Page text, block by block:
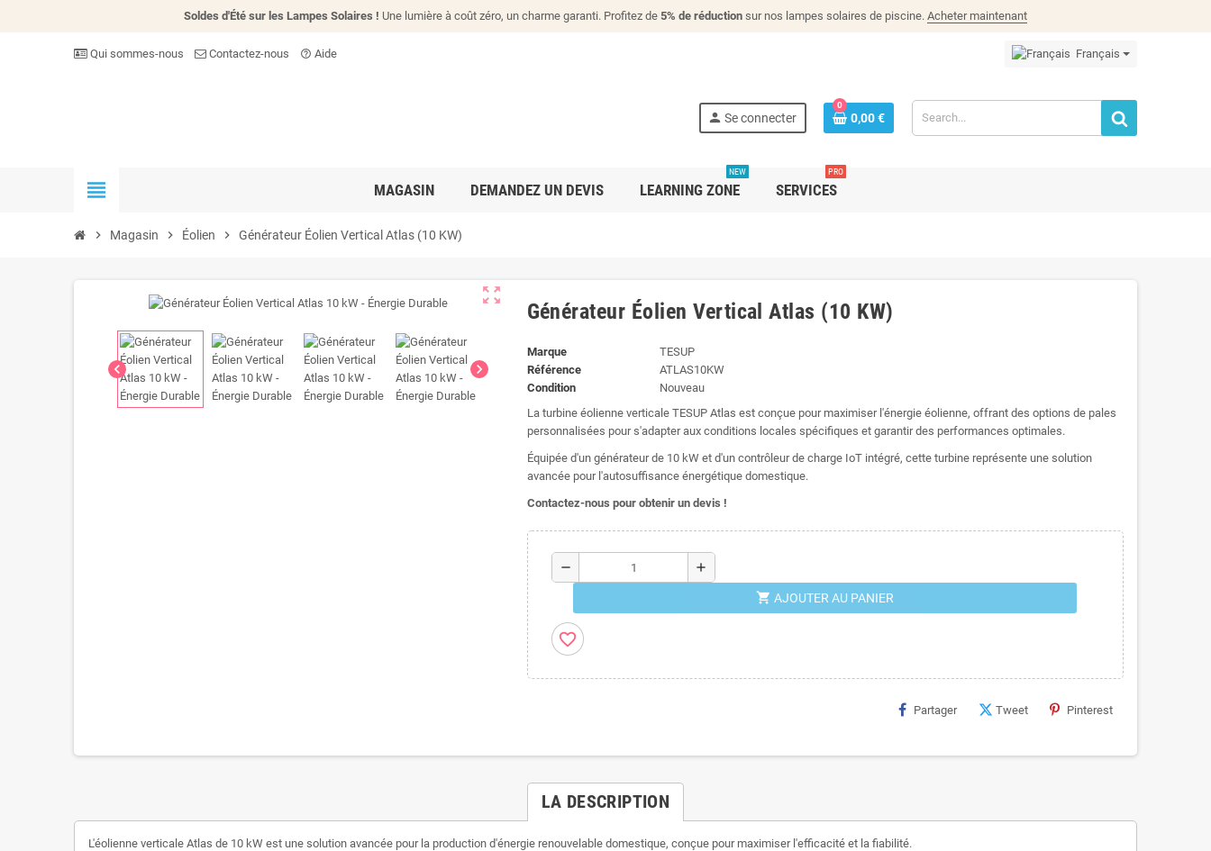
Soldes d'Été sur les Lampes Solaires ! Une lumière à coût zéro, un charme garanti. Profitez de 5% de réduction sur nos lampes solaires de piscine. Acheter maintenant
Qui sommes-nous Contactez-nous help_outline Aide Français
person Se connecter
0
0,00 €
view_headline MAGASIN DEMANDEZ UN DEVIS LEARNING ZONE
NEW
SERVICES
PRO
chevron_right Magasin chevron_right Éolien chevron_right Générateur Éolien Vertical Atlas (10 KW)
zoom_out_map
chevron_left chevron_right
Générateur Éolien Vertical Atlas (10 KW)
Marque
TESUP
Référence
ATLAS10KW
Condition
Nouveau
La turbine éolienne verticale TESUP Atlas est conçue pour maximiser l'énergie éolienne, offrant des options de pales
personnalisées pour s'adapter aux conditions locales spécifiques et garantir des performances optimales.
Équipée d'un générateur de 10 kW et d'un contrôleur de charge IoT intégré, cette turbine représente une solution
avancée pour l'autosuffisance énergétique domestique.
Contactez-nous pour obtenir un devis !
remove add
shopping_cart AJOUTER AU PANIER
favorite_border
Partager Tweet Pinterest
LA DESCRIPTION
L'éolienne verticale Atlas de 10 kW est une solution avancée pour la production d'énergie renouvelable domestique, conçue pour maximiser l'efficacité et la fiabilité.